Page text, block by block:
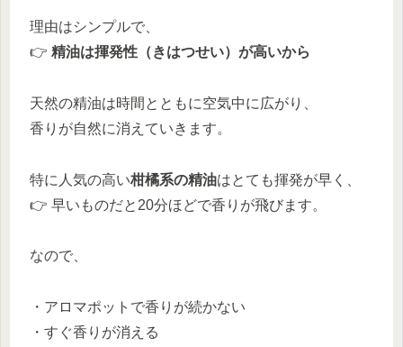
理由はシンプルで、
👉 精油は揮発性（きはつせい）が高いから
天然の精油は時間とともに空気中に広がり、
香りが自然に消えていきます。
特に人気の高い柑橘系の精油はとても揮発が早く、
👉 早いものだと20分ほどで香りが飛びます。
なので、
・アロマポットで香りが続かない
・すぐ香りが消える